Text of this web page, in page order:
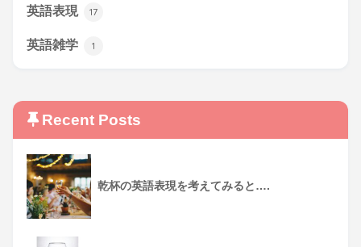
英語表現 17
英語雑学 1
Recent Posts
乾杯の英語表現を考えてみると….